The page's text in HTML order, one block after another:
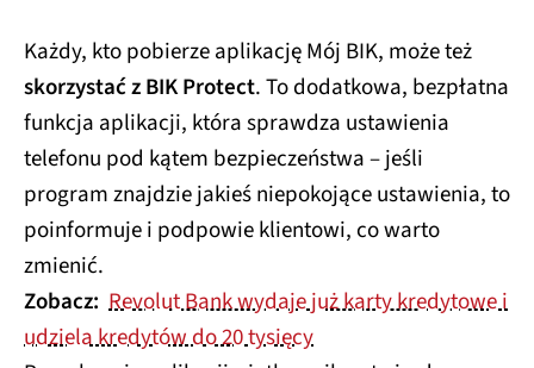
Każdy, kto pobierze aplikację Mój BIK, może też
skorzystać z BIK Protect. To dodatkowa, bezpłatna
funkcja aplikacji, która sprawdza ustawienia
telefonu pod kątem bezpieczeństwa – jeśli
program znajdzie jakieś niepokojące ustawienia, to
poinformuje i podpowie klientowi, co warto
zmienić.
Zobacz: Revolut Bank wydaje już karty kredytowe i
udziela kredytów do 20 tysięcy